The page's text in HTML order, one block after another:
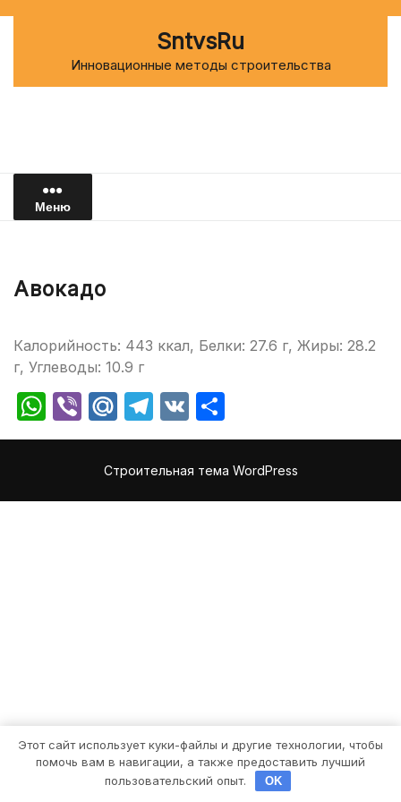
SntvsRu
Инновационные методы строительства
Меню
Авокадо
Калорийность: 443 ккал, Белки: 27.6 г, Жиры: 28.2
г, Углеводы: 10.9 г
WhatsApp
ViberMail.Ru
Telegram
VK
Строительная тема WordPress
Этот сайт использует куки-файлы и другие технологии, чтобы
помочь вам в навигации, а также предоставить лучший
пользовательский опыт.
OK